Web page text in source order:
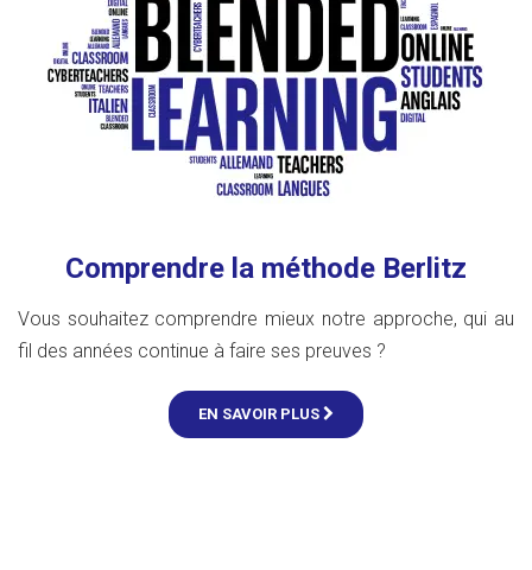
Comprendre la méthode Berlitz
Vous souhaitez comprendre mieux notre approche, qui au
fil des années continue à faire ses preuves ?
EN SAVOIR PLUS